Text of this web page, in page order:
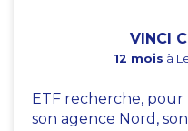
VINCI
12 mois à
ETF recherche,
son agence Nord,